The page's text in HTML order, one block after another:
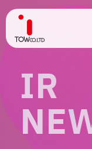
IR
NE